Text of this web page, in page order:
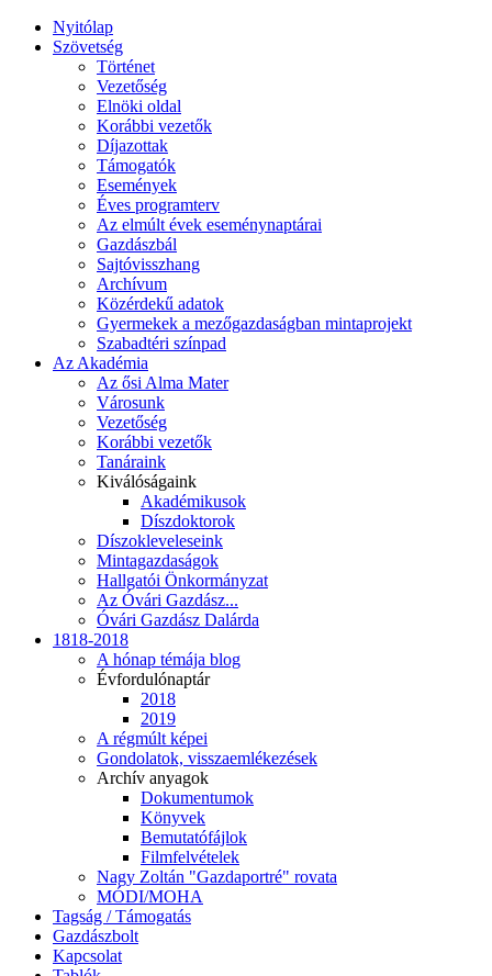
Nyitólap
Szövetség
Történet
Vezetőség
Elnöki oldal
Korábbi vezetők
Díjazottak
Támogatók
Események
Éves programterv
Az elmúlt évek eseménynaptárai
Gazdászbál
Sajtóvisszhang
Archívum
Közérdekű adatok
Gyermekek a mezőgazdaságban mintaprojekt
Szabadtéri színpad
Az Akadémia
Az ősi Alma Mater
Városunk
Vezetőség
Korábbi vezetők
Tanáraink
Kiválóságaink
Akadémikusok
Díszdoktorok
Díszokleveleseink
Mintagazdaságok
Hallgatói Önkormányzat
Az Óvári Gazdász...
Óvári Gazdász Dalárda
1818-2018
A hónap témája blog
Évfordulónaptár
2018
2019
A régmúlt képei
Gondolatok, visszaemlékezések
Archív anyagok
Dokumentumok
Könyvek
Bemutatófájlok
Filmfelvételek
Nagy Zoltán "Gazdaportré" rovata
MÓDI/MOHA
Tagság / Támogatás
Gazdászbolt
Kapcsolat